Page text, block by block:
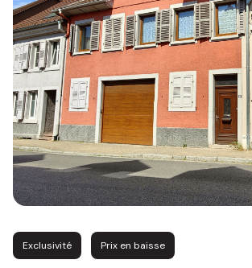
Exclusivité Prix en baisse